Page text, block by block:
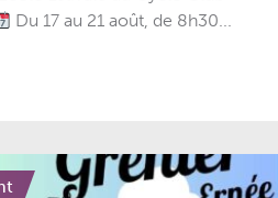
Du 17 au 21 août, de 8h30...